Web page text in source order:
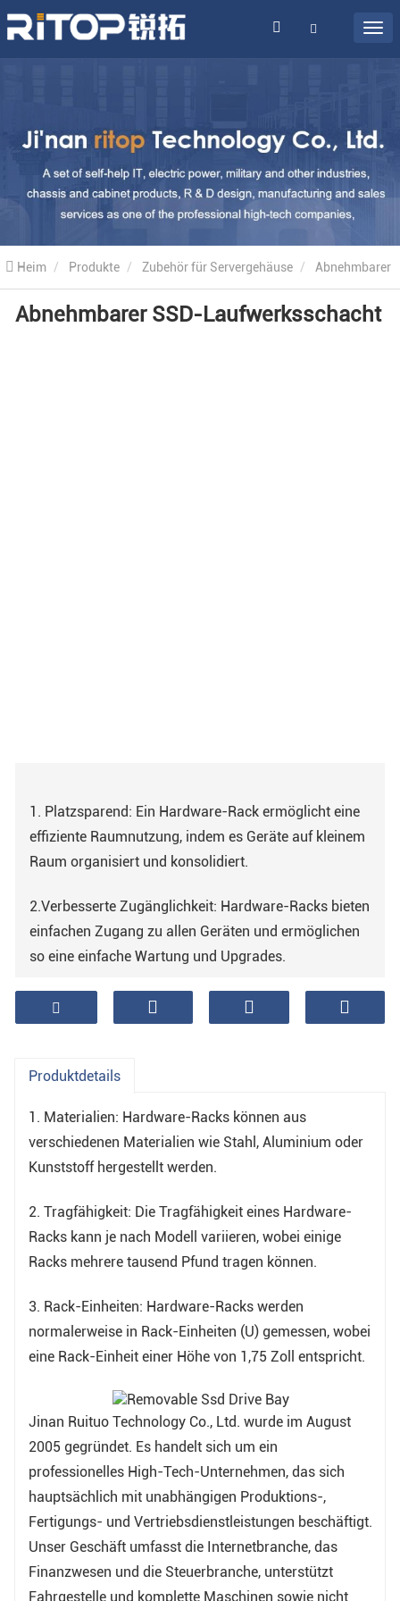
Heim Produkte Zubehör für Servergehäuse Abnehmbarer
Festplattenschacht Abnehmbarer SSD-Laufwerksschacht
Abnehmbarer SSD-Laufwerksschacht
1. Platzsparend: Ein Hardware-Rack ermöglicht eine
effiziente Raumnutzung, indem es Geräte auf kleinem
Raum organisiert und konsolidiert.
2.Verbesserte Zugänglichkeit: Hardware-Racks bieten
einfachen Zugang zu allen Geräten und ermöglichen
so eine einfache Wartung und Upgrades.
3.Verbesserter Luftstrom: Ein ordnungsgemäß
installiertes Hardware-Rack kann den Luftstrom
verbessern und das Risiko einer Überhitzung
Produktdetails
1. Materialien: Hardware-Racks können aus
verschiedenen Materialien wie Stahl, Aluminium oder
Kunststoff hergestellt werden.
2. Tragfähigkeit: Die Tragfähigkeit eines Hardware-
Racks kann je nach Modell variieren, wobei einige
Racks mehrere tausend Pfund tragen können.
3. Rack-Einheiten: Hardware-Racks werden
normalerweise in Rack-Einheiten (U) gemessen, wobei
eine Rack-Einheit einer Höhe von 1,75 Zoll entspricht.
Jinan Ruituo Technology Co., Ltd. wurde im August
2005 gegründet. Es handelt sich um ein
professionelles High-Tech-Unternehmen, das sich
hauptsächlich mit unabhängigen Produktions-,
Fertigungs- und Vertriebsdienstleistungen beschäftigt.
Unser Geschäft umfasst die Internetbranche, das
Finanzwesen und die Steuerbranche, unterstützt
Fahrgestelle und komplette Maschinen sowie nicht